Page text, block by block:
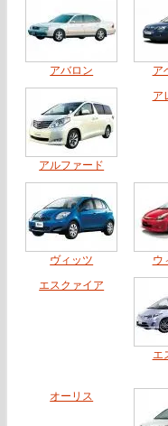
アバロン ア
アルファード
ア
ヴィッツ
ウ
エスクァイア
エ
オーリス